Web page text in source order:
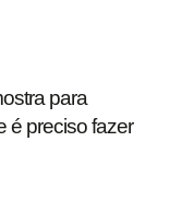
para
é preciso fazer